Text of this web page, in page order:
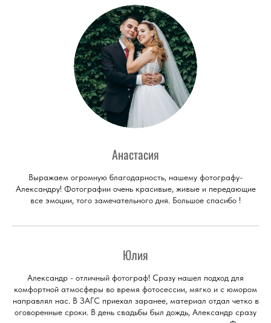
Анастасия
Выражаем огромную благодарность, нашему фотографу-
Александру! Фотографии очень красивые, живые и передающие
все эмоции, того замечательного дня. Большое спасибо !
Юлия
Александр - отличный фотограф! Сразу нашел подход для
комфортной атмосферы во время фотосессии, мягко и с юмором
направлял нас. В ЗАГС приехал заранее, материал отдал четко в
оговоренные сроки. В день свадьбы был дождь, Александр сразу